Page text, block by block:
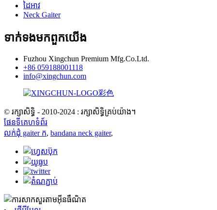
ដៃអាវ
Neck Gaiter
ទាក់ទង​មក​ពួក​យើង
Fuzhou Xingchun Premium Mfg.Co.Ltd.
+86 059188001118
info@xingchun.com
© រក្សាសិទ្ធិ - 2010-2024 : រក្សាសិទ្ធិគ្រប់យ៉ាង។
ផែនទីគេហទំព័រ
លក់ដុំ gaiter ក, bandana neck gaiter,